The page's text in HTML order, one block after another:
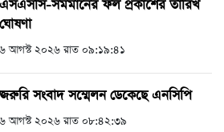
এসএসসি-সমমানের ফল প্রকাশের তারিখ
ঘোষণা
৬ আগস্ট ২০২৬ রাত ০৯:১৯:৪১
জরুরি সংবাদ সম্মেলন ডেকেছে এনসিপি
৬ আগস্ট ২০২৬ রাত ০৮:৪২:৩৯